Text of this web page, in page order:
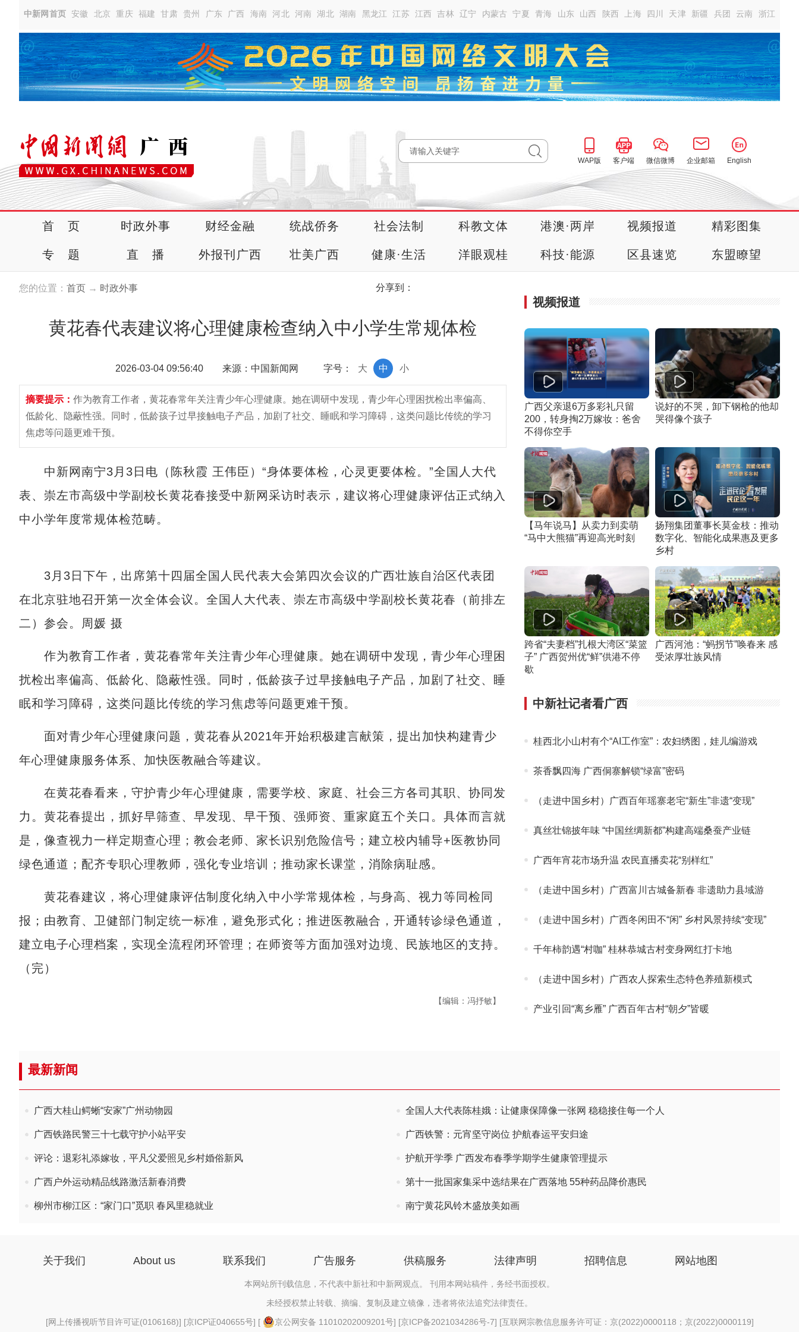
中新网首页 安徽 北京 重庆 福建 甘肃 贵州 广东 广西 海南 河北 河南 湖北 湖南 黑龙江 江苏 江西 吉林 辽宁 内蒙古 宁夏 青海 山东 山西 陕西 上海 四川 天津 新疆 兵团 云南 浙江
WAP版 客户端 微信微博 企业邮箱 English
首 页 时政外事 财经金融 统战侨务 社会法制 科教文体 港澳·两岸 视频报道 精彩图集
专 题 直 播 外报刊广西 壮美广西 健康·生活 洋眼观桂 科技·能源 区县速览 东盟瞭望
您的位置： 首页 → 时政外事 分享到：
黄花春代表建议将心理健康检查纳入中小学生常规体检
2026-03-04 09:56:40 来源：中国新闻网 字号： 小
中
大
摘要提示： 作为教育工作者，黄花春常年关注青少年心理健康。她在调研中发现，青少年心理困扰检出率偏高、
低龄化、隐蔽性强。同时，低龄孩子过早接触电子产品，加剧了社交、睡眠和学习障碍，这类问题比传统的学习
焦虑等问题更难干预。
中新网南宁3月3日电（陈秋霞 王伟臣）“身体要体检，心灵更要体检。”全国人大代
表、崇左市高级中学副校长黄花春接受中新网采访时表示，建议将心理健康评估正式纳入
中小学年度常规体检范畴。
3月3日下午，出席第十四届全国人民代表大会第四次会议的广西壮族自治区代表团
在北京驻地召开第一次全体会议。全国人大代表、崇左市高级中学副校长黄花春（前排左
二）参会。周媛 摄
作为教育工作者，黄花春常年关注青少年心理健康。她在调研中发现，青少年心理困
扰检出率偏高、低龄化、隐蔽性强。同时，低龄孩子过早接触电子产品，加剧了社交、睡
眠和学习障碍，这类问题比传统的学习焦虑等问题更难干预。
面对青少年心理健康问题，黄花春从2021年开始积极建言献策，提出加快构建青少
年心理健康服务体系、加快医教融合等建议。
在黄花春看来，守护青少年心理健康，需要学校、家庭、社会三方各司其职、协同发
力。黄花春提出，抓好早筛查、早发现、早干预、强师资、重家庭五个关口。具体而言就
是，像查视力一样定期查心理；教会老师、家长识别危险信号；建立校内辅导+医教协同
绿色通道；配齐专职心理教师，强化专业培训；推动家长课堂，消除病耻感。
黄花春建议，将心理健康评估制度化纳入中小学常规体检，与身高、视力等同检同
报；由教育、卫健部门制定统一标准，避免形式化；推进医教融合，开通转诊绿色通道，
建立电子心理档案，实现全流程闭环管理；在师资等方面加强对边境、民族地区的支持。
（完）
【编辑：冯抒敏】
视频报道
广西父亲退6万多彩礼只留
200，转身掏2万嫁妆：爸舍
不得你空手
说好的不哭，卸下钢枪的他却
哭得像个孩子
【马年说马】从卖力到卖萌
“马中大熊猫”再迎高光时刻
扬翔集团董事长莫金枝：推动
数字化、智能化成果惠及更多
乡村
跨省“夫妻档”扎根大湾区“菜篮
子” 广西贺州优“鲜”供港不停
歇
广西河池：“蚂拐节”唤春来 感
受浓厚壮族风情
中新社记者看广西
桂西北小山村有个“AI工作室”：农妇绣图，娃儿编游戏
茶香飘四海 广西侗寨解锁“绿富”密码
（走进中国乡村）广西百年瑶寨老宅“新生”非遗“变现”
真丝壮锦披年味 “中国丝绸新都”构建高端桑蚕产业链
广西年宵花市场升温 农民直播卖花“别样红”
（走进中国乡村）广西富川古城备新春 非遗助力县域游
（走进中国乡村）广西冬闲田不“闲” 乡村风景持续“变现”
千年柿韵遇“村咖” 桂林恭城古村变身网红打卡地
（走进中国乡村）广西农人探索生态特色养殖新模式
产业引回“离乡雁” 广西百年古村“朝夕”皆暖
最新新闻
广西大桂山鳄蜥“安家”广州动物园 全国人大代表陈桂娥：让健康保障像一张网 稳稳接住每一个人
广西铁路民警三十七载守护小站平安 广西铁警：元宵坚守岗位 护航春运平安归途
评论：退彩礼添嫁妆，平凡父爱照见乡村婚俗新风 护航开学季 广西发布春季学期学生健康管理提示
广西户外运动精品线路激活新春消费 第十一批国家集采中选结果在广西落地 55种药品降价惠民
柳州市柳江区：“家门口”觅职 春风里稳就业 南宁黄花风铃木盛放美如画
关于我们 About us 联系我们 广告服务 供稿服务 法律声明 招聘信息 网站地图
本网站所刊载信息，不代表中新社和中新网观点。 刊用本网站稿件，务经书面授权。
未经授权禁止转载、摘编、复制及建立镜像，违者将依法追究法律责任。
[网上传播视听节目许可证(0106168)] [京ICP证040655号] [ 京公网安备 11010202009201号] [京ICP备2021034286号-7] [互联网宗教信息服务许可证：京(2022)0000118；京(2022)0000119]